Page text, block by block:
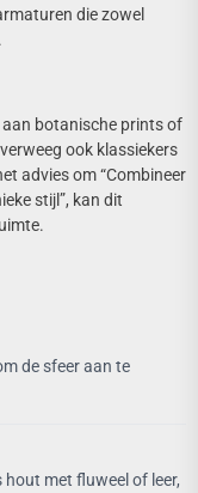
die zowel
aan botanische prints of
ook klassiekers
advies om “Combineer
stijl”, kan dit
de sfeer aan te
met fluweel of leer,